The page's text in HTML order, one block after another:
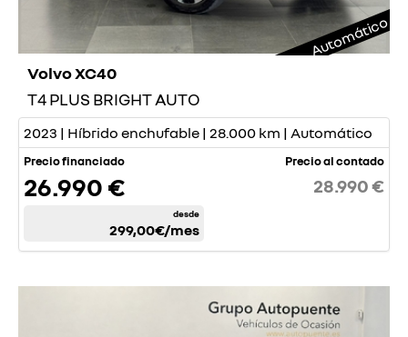
Automático
Volvo XC40
T4 PLUS BRIGHT AUTO
2023 | Híbrido enchufable | 28.000 km | Automático
Precio financiado
26.990 €
desde
299,00€/mes
Precio al contado
28.990 €